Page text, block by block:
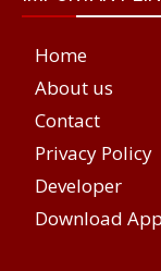
Home
About us
Contact
Privacy Policy
Developer
Download App